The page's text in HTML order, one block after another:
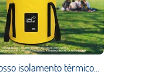
O novo grosso isolamento térmico dobrável balde de pesca à prova dwaterproof água conveniente caixa de pesca doméstico pé balde imersão